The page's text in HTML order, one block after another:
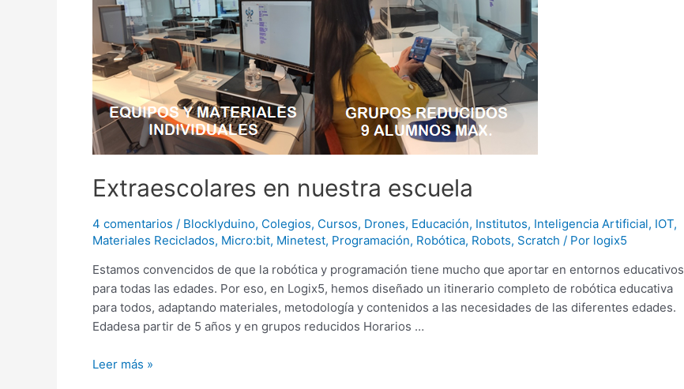
Extraescolares en nuestra escuela
4 comentarios / Blocklyduino, Colegios, Cursos, Drones, Educación, Institutos, Inteligencia Artificial, IOT,
Materiales Reciclados, Micro:bit, Minetest, Programación, Robótica, Robots, Scratch / Por logix5
Estamos convencidos de que la robótica y programación tiene mucho que aportar en entornos educativos
para todas las edades. Por eso, en Logix5, hemos diseñado un itinerario completo de robótica educativa
para todos, adaptando materiales, metodología y contenidos a las necesidades de las diferentes edades.
Edadesa partir de 5 años y en grupos reducidos Horarios …
Leer más »